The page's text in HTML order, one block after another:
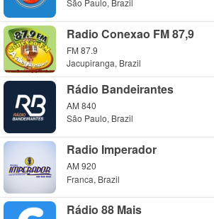
Radio Conexao FM 87,9
FM 87.9
Jacupiranga, Brazil
Rádio Bandeirantes
AM 840
São Paulo, Brazil
Radio Imperador
AM 920
Franca, Brazil
Rádio 88 Mais